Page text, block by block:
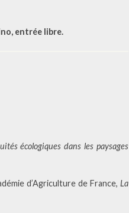
entrée libre.
écologiques dans les paysages
d’Agriculture de France, La